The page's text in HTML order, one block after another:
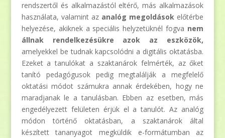
rendszertől és alkalmazástól eltérő, más alkalmazások
használata, valamint az analóg megoldások előtérbe
helyezése, akiknek a speciális helyzetüknél fogva nem
állnak rendelkezésükre azok az eszközök,
amelyekkel be tudnak kapcsolódni a digitális oktatásba.
Ezeket a tanulókat a szaktanárok felmérték, az őket
tanító pedagógusok pedig megtalálják a megfelelő
oktatási módot számukra annak érdekében, hogy ne
maradjanak le a tanulásban. Ebben az esetben, más
engedélyezett felületen érjük el a tanulót. Az analóg
módon történő oktatásban, a szaktanárok által
készített tananyagot megküldik e-formátumban az